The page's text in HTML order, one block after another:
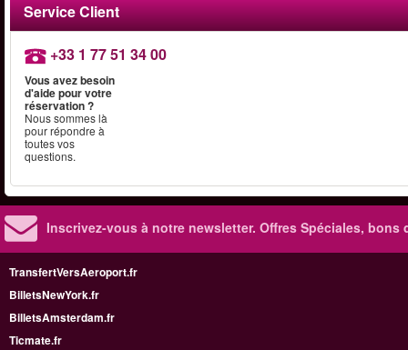
Service Client
+33 1 77 51 34 00
Vous avez besoin
d'aide pour votre
réservation ?
Nous sommes là
pour répondre à
toutes vos
questions.
Inscrivez-vous à notre newsletter. Offres Spéciales, bons
TransfertVersAeroport.fr
BilletsNewYork.fr
BilletsAmsterdam.fr
Ticmate.fr